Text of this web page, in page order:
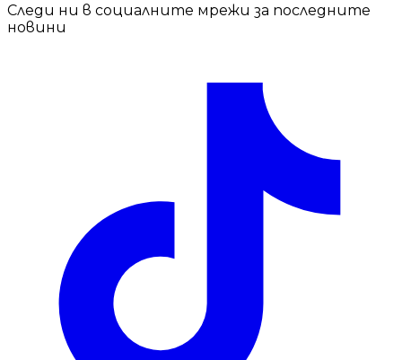
Следи ни в социалните мрежи за последните
новини